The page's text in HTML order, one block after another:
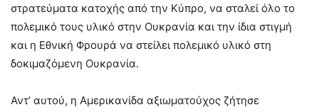
στρατεύματα κατοχής από την Κύπρο, να σταλεί όλο το
πολεμικό τους υλικό στην Ουκρανία και την ίδια στιγμή
και η Εθνική Φρουρά να στείλει πολεμικό υλικό στη
δοκιμαζόμενη Ουκρανία.
Αντ’ αυτού, η Αμερικανίδα αξιωματούχος ζήτησε